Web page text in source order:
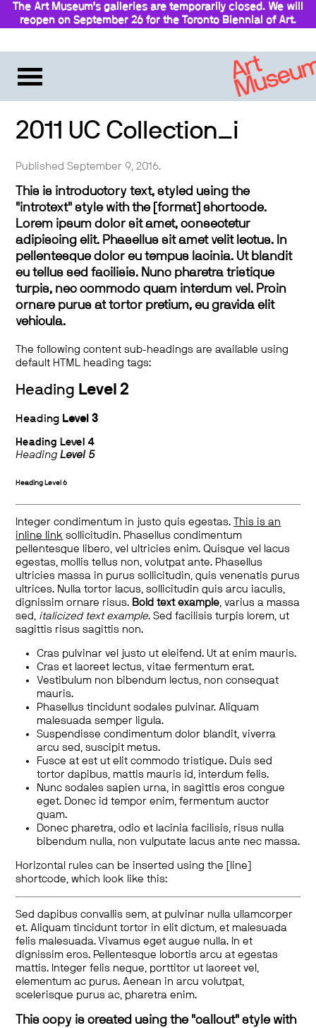
The Art Museum’s galleries are temporarily closed. We will
reopen on September 26 for the Toronto Biennial of Art.
2011 UC Collection_i
Published September 9, 2016.
This is introductory text, styled using the
"introtext" style with the [format] shortcode.
Lorem ipsum dolor sit amet, consectetur
adipiscing elit. Phasellus sit amet velit lectus. In
pellentesque dolor eu tempus lacinia. Ut blandit
eu tellus sed facilisis. Nunc pharetra tristique
turpis, nec commodo quam interdum vel. Proin
ornare purus at tortor pretium, eu gravida elit
vehicula.
The following content sub-headings are available using
default HTML heading tags:
Heading Level 2
Heading Level 3
Heading Level 4
HeadingLevel 5
Heading Level 6
Integer condimentum in justo quis egestas.
This is an
inline link sollicitudin. Phasellus condimentum
pellentesque libero, vel ultricies enim. Quisque vel lacus
egestas, mollis tellus non, volutpat ante. Phasellus
ultricies massa in purus sollicitudin, quis venenatis purus
ultrices. Nulla tortor lacus, sollicitudin quis arcu iaculis,
dignissim ornare risus. Bold text example, varius a massa
sed, italicized text example. Sed facilisis turpis lorem, ut
sagittis risus sagittis non.
Cras pulvinar vel justo ut eleifend. Ut at enim mauris.
Cras et laoreet lectus, vitae fermentum erat.
Vestibulum non bibendum lectus, non consequat
mauris.
Phasellus tincidunt sodales pulvinar. Aliquam
malesuada semper ligula.
Suspendisse condimentum dolor blandit, viverra
arcu sed, suscipit metus.
Fusce at est ut elit commodo tristique. Duis sed
tortor dapibus, mattis mauris id, interdum felis.
Nunc sodales sapien urna, in sagittis eros congue
eget. Donec id tempor enim, fermentum auctor
quam.
Donec pharetra, odio et lacinia facilisis, risus nulla
bibendum nulla, non vulputate lacus ante nec massa.
Horizontal rules can be inserted using the [line]
shortcode, which look like this:
Sed dapibus convallis sem, at pulvinar nulla ullamcorper
et. Aliquam tincidunt tortor in elit dictum, et malesuada
felis malesuada. Vivamus eget augue nulla. In et
dignissim eros. Pellentesque lobortis arcu at egestas
mattis. Integer felis neque, porttitor ut laoreet vel,
elementum ac purus. Aenean in arcu volutpat,
scelerisque purus ac, pharetra enim.
This copy is created using the "callout" style with